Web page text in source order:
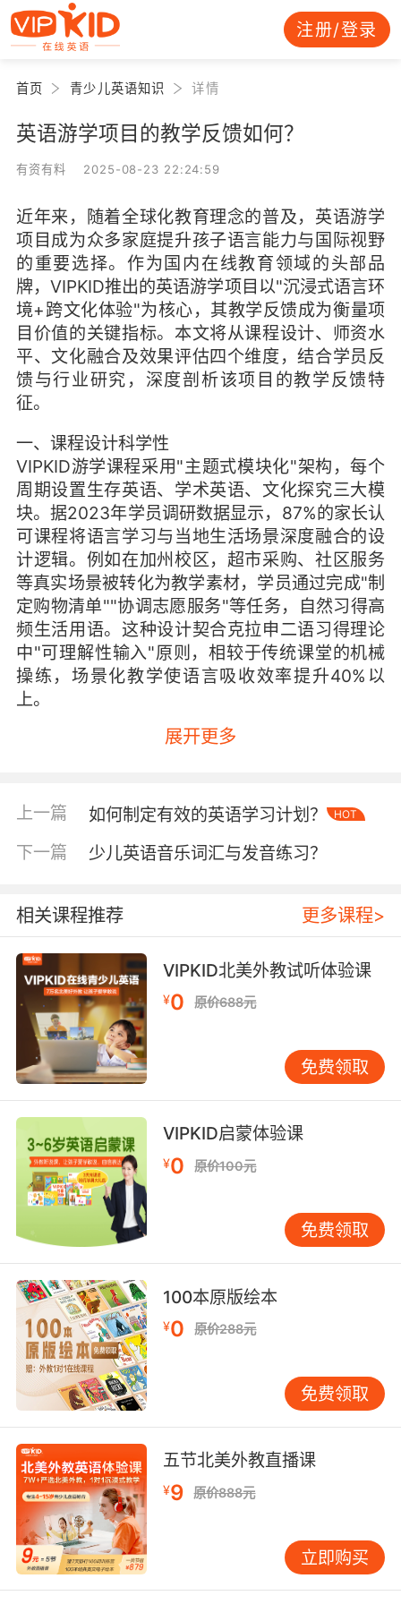
注册/登录
首页 青少儿英语知识 详情
英语游学项目的教学反馈如何？
有资有料 2025-08-23 22:24:59
近年来，随着全球化教育理念的普及，英语游学
项目成为众多家庭提升孩子语言能力与国际视野
的重要选择。作为国内在线教育领域的头部品
牌，VIPKID推出的英语游学项目以"沉浸式语言环
境+跨文化体验"为核心，其教学反馈成为衡量项
目价值的关键指标。本文将从课程设计、师资水
平、文化融合及效果评估四个维度，结合学员反
馈与行业研究，深度剖析该项目的教学反馈特
征。
一、课程设计科学性
VIPKID游学课程采用"主题式模块化"架构，每个
周期设置生存英语、学术英语、文化探究三大模
块。据2023年学员调研数据显示，87%的家长认
可课程将语言学习与当地生活场景深度融合的设
计逻辑。例如在加州校区，超市采购、社区服务
等真实场景被转化为教学素材，学员通过完成"制
定购物清单""协调志愿服务"等任务，自然习得高
频生活用语。这种设计契合克拉申二语习得理论
中"可理解性输入"原则，相较于传统课堂的机械
操练，场景化教学使语言吸收效率提升40%以
上。
项目特有的"语言+”跨学科模式同样获得积极反
汇与批判性思维技巧。北京师范大学外语学院教
合青少年认知规律，能有效延长知识记忆周
衔接不足的问题，建议增加预习指导材料。
二、师资水平专业性
VIPKID严格筛选全球Top30名校毕业的外教，要
求具备TESOL/CELTA双认证及200+课时教学经
验。2023年暑期项目数据显示，92%的学员认为
外教营造的互动氛围显著提升开口意愿。在悉尼
校区，外教通过"角色扮演法庭辩论"游戏，引导
学员自然运用法律术语进行逻辑表达，这种动态
教学法使课堂有效发言量提升3倍。
师资管理机制同样影响教学质量。平台实施的"双
导师制"（1名外教+1名中教助教）获得家长好
评，中教负责监督学习进度，外教专注创造英语
环境。但个别校区存在师资流动率偏高的问题，
有学员反馈"刚适应教师风格就更换外教"，建议
建立师生匹配度评估系统。哈佛大学教育研究院
2022年白皮书指出，稳定的师生关系可使语言学
习效果提升28%。
三、文化体验真实性
项目强调"全英文生活环境"，学员入住当地寄宿
家庭，参与节日庆典、体育赛事等特色活动。多
食制作"活动，学员不仅掌握"sap boiling"等专业
词汇，更深刻理解加拿大文化根源。这种体验式
学习使89%的学员表示"不再畏惧与外国人交
流"。
文化冲突处理机制体现教学智慧。京都校区曾发
生学员因不理解茶道礼仪产生焦虑，外教及时调
展开更多
上一篇 如何制定有效的英语学习计划？ HOT
下一篇 少儿英语音乐词汇与发音练习？
相关课程推荐 更多课程>
VIPKID北美外教试听体验课
¥0 原价688元
免费领取
VIPKID启蒙体验课
¥0 原价100元
免费领取
100本原版绘本
¥0 原价288元
免费领取
五节北美外教直播课
¥9 原价888元
立即购买